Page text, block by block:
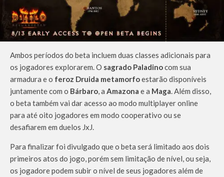
Ambos períodos do beta incluem duas classes adicionais para
os jogadores explorarem. O sagrado Paladinocom sua
armadura e o feroz Druida metamorfoestarão disponíveis
juntamente com o Bárbaro, a Amazona e a Maga. Além disso,
o beta também vai dar acesso ao modo multiplayer online
para até oito jogadores em modo cooperativo ou se
desafiarem em duelos JxJ.
Para finalizar foi divulgado que o beta será limitado aos dois
primeiros atos do jogo, porém sem limitação de nível, ou seja,
os jogadore podem subir o nível de seus jogadores além de